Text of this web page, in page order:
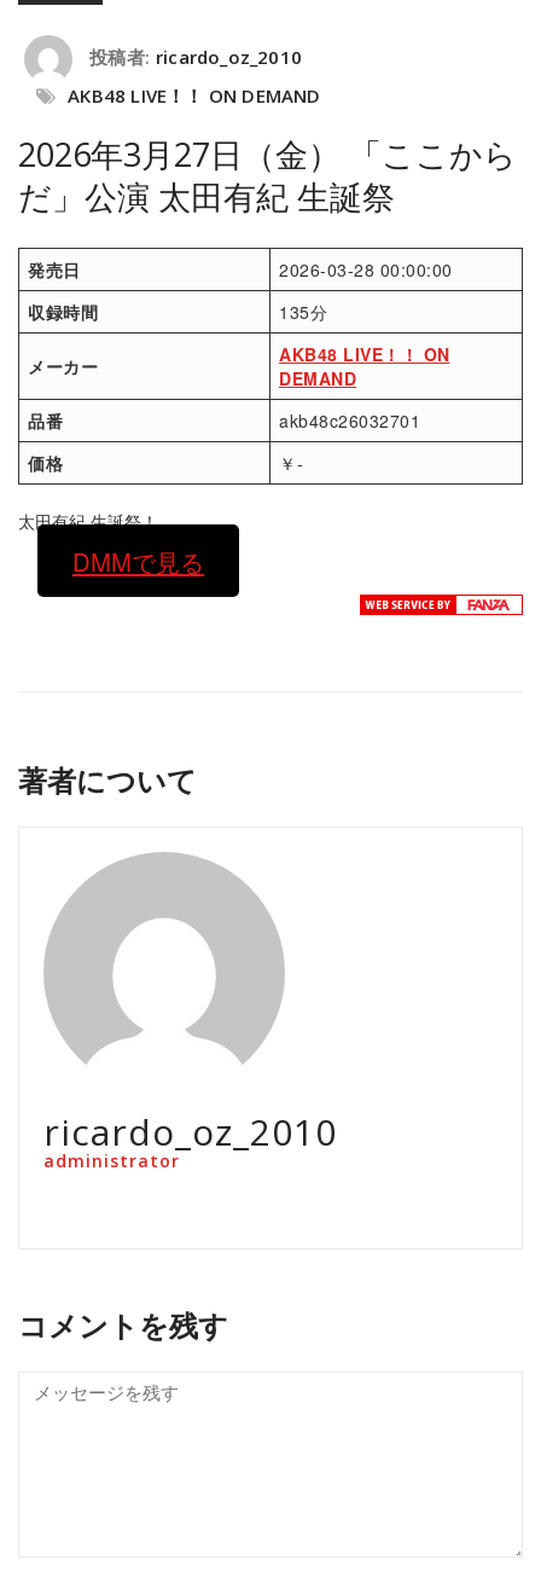
投稿者: ricardo_oz_2010
AKB48 LIVE！！ ON DEMAND
2026年3月27日（金） 「ここから
だ」公演 太田有紀 生誕祭
発売日
2026-03-28 00:00:00
収録時間
135分
メーカー
AKB48 LIVE！！ ON
DEMAND
品番
akb48c26032701
価格
￥-
太田有紀 生誕祭！
DMMで見る
著者について
ricardo_oz_2010
administrator
コメントを残す